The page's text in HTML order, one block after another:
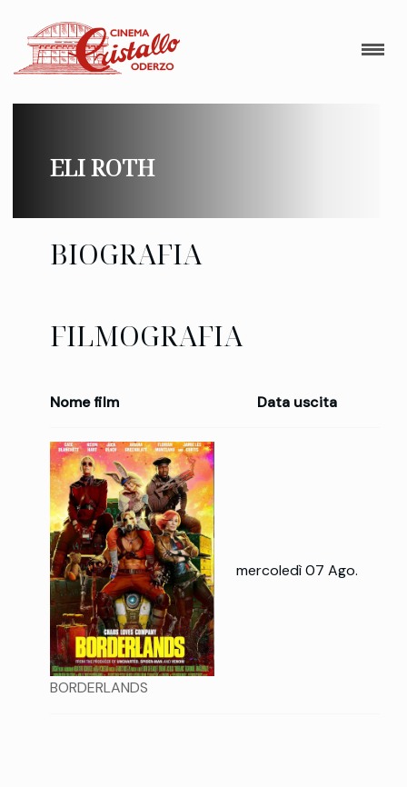
ELI ROTH
BIOGRAFIA
FILMOGRAFIA
Nome film Data uscita
BORDERLANDS
mercoledì 07 Ago.